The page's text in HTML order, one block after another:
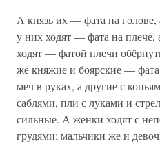
А князь их — фата на
у них ходят — фата на плече,
ходят — фатой плечи
же княжие и боярские —
меч в руках, а другие с
саблями, пли с луками и
сильные. А женки ходят с
грудями; мальчики же и